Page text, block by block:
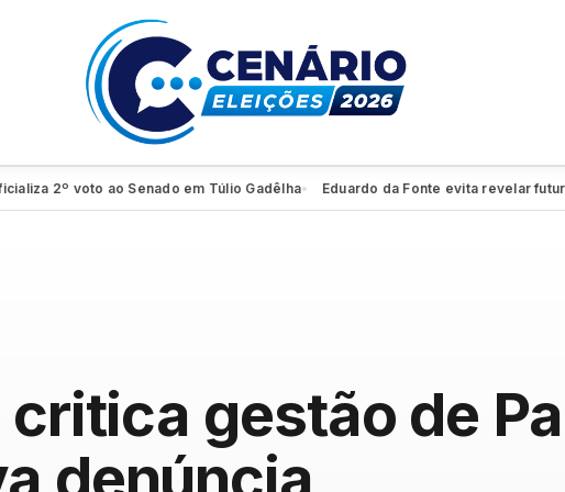
voto ao Senado em Túlio Gadêlha● Eduardo da Fonte evita revelar futuro de
gestão de